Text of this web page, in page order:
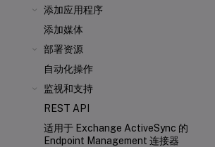
添加应用程序
添加媒体
部署资源
自动化操作
监视和支持
REST API
适用于 Exchange ActiveSync 的
Endpoint Management 连接器